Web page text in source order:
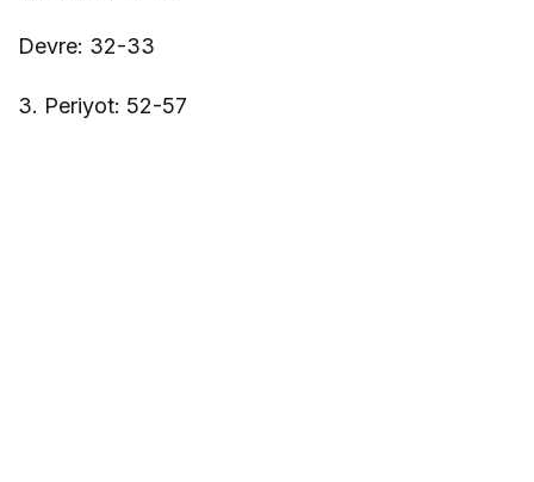
Devre: 32-33
3. Periyot: 52-57